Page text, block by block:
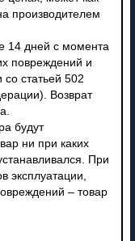
производителем
14 дней с момента
повреждений и
со статьей 502
Возврат
будут
ни при каких
При
эксплуатации,
– товар